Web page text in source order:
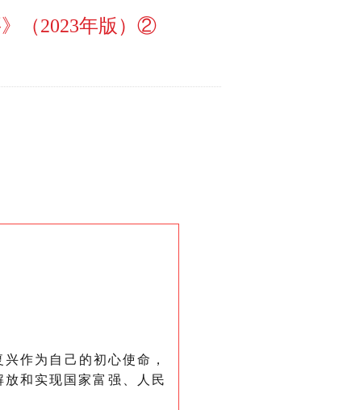
（2023年版）②
作为自己的初心使命，
和实现国家富强、人民